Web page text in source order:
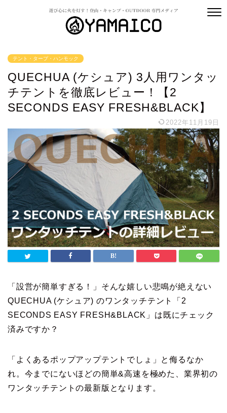
テント・タープ・ハンモック
QUECHUA (ケシュア) 3人用ワンタッ
チテントを徹底レビュー！【2
SECONDS EASY FRESH&BLACK】
2022年11月19日
「設営が簡単すぎる！」そんな嬉しい悲鳴が絶えない
QUECHUA (ケシュア) のワンタッチテント「2
SECONDS EASY FRESH&BLACK」は既にチェック
済みですか？
「よくあるポップアップテントでしょ」と侮るなか
れ。今までにないほどの簡単&高速を極めた、業界初の
ワンタッチテントの最新版となります。